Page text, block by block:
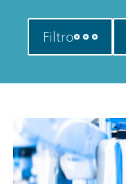
Filtro